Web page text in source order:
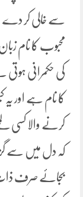
سے خالی کر دے ۔
محبوب کا نام
کی حکمرانی
کا نام ہے اور
کرنے والا کسی
کہ دل میں سے
بجائے صرف